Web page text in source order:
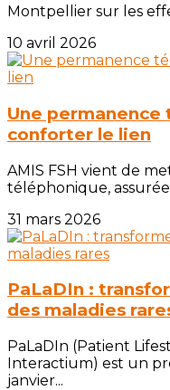
Montpellier sur les
10 avril 2026
Une
conforter le lien
AMIS FSH vient de
téléphonique,
31 mars 2026
PaLaDIn :
des maladies
PaLaDIn (Patient
Interactium) est un
janvier...